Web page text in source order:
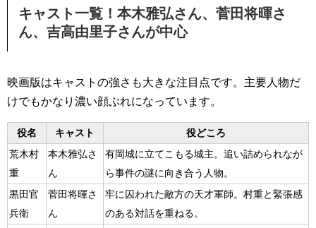
キャスト一覧！本木雅弘さん、菅田将暉さ
ん、吉高由里子さんが中心
映画版はキャストの強さも大きな注目点です。主要人物だ
けでもかなり濃い顔ぶれになっています。
役名 キャスト
役どころ
荒木村
重
本木雅弘さ
ん
有岡城に立てこもる城主。追い詰められなが
ら事件の謎に向き合う人物。
黒田官
兵衛
菅田将暉さ
ん
牢に囚われた敵方の天才軍師。村重と緊張感
のある対話を重ねる。